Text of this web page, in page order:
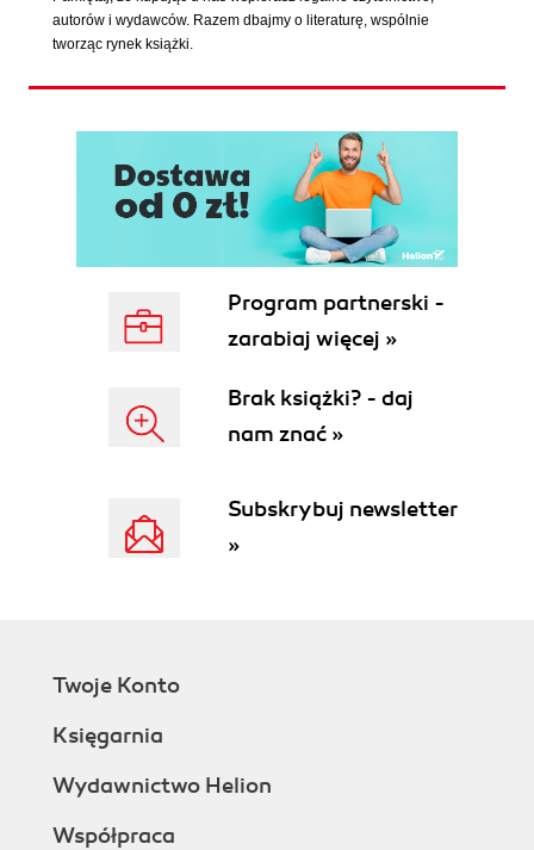
autorów i wydawców. Razem dbajmy o literaturę, wspólnie
tworząc rynek książki.
Program partnerski -
zarabiaj więcej »
Brak książki? - daj
nam znać »
Subskrybuj newsletter
»
Twoje Konto
Księgarnia
Wydawnictwo Helion
Współpraca